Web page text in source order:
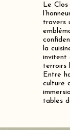
Le
travers
la
invitent
terroirs
Entre
culture
tables